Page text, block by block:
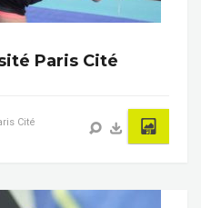
Paris Cité
Cité